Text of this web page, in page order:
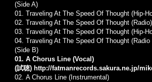
(Side A)
01. Traveling At The Speed Of Thought (Hip-
02. Traveling At The Speed Of Thought (Radio)
03. Traveling At The Speed Of Thought (Hip-
04. Traveling At The Speed Of Thought
(Side B)
01. A Chorus Line (Vocal)
(試聴) http://fatmanrecords.sakura.ne.jp/
02. A Chorus Line (Instrumental)